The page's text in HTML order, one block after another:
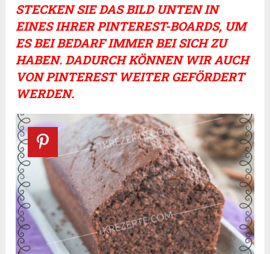
STECKEN SIE DAS BILD UNTEN IN
EINES IHRER PINTEREST-BOARDS, UM
ES BEI BEDARF IMMER BEI SICH ZU
HABEN. DADURCH KÖNNEN WIR AUCH
VON PINTEREST WEITER GEFÖRDERT
WERDEN.